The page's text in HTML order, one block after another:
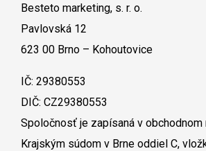
Besteto marketing, s. r. o.
Pavlovská 12
623 00 Brno – Kohoutovice
IČ: 29380553
DIČ: CZ29380553
Spoločnosť je zapísaná v
Krajským súdom v Brne oddiel C,